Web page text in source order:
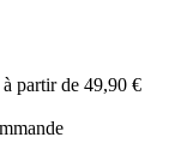
à partir de 49,90 €